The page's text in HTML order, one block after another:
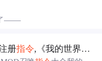
——
册指令,《我的世界》